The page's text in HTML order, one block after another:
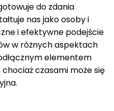
do zdania
nas jako osoby i
i efektywne podejście
w różnych aspektach
elementem
czasami może się